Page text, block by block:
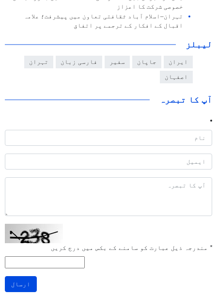
خصوصی شرکت کا اعزاز
تہران–اسلام آباد ثقافتی تعاون میں پیشرفت؛ علامہ
اقبال کے افکار کے ترجمے پر اتفاق
لیبلز
ایران جاپان سفیر فارسی زبان تہران
اصفہان
آپ کا تبصرہ
* مندرجہ ذیل عبارت کو سامنے کے بکس میں درج کریں
ارسال